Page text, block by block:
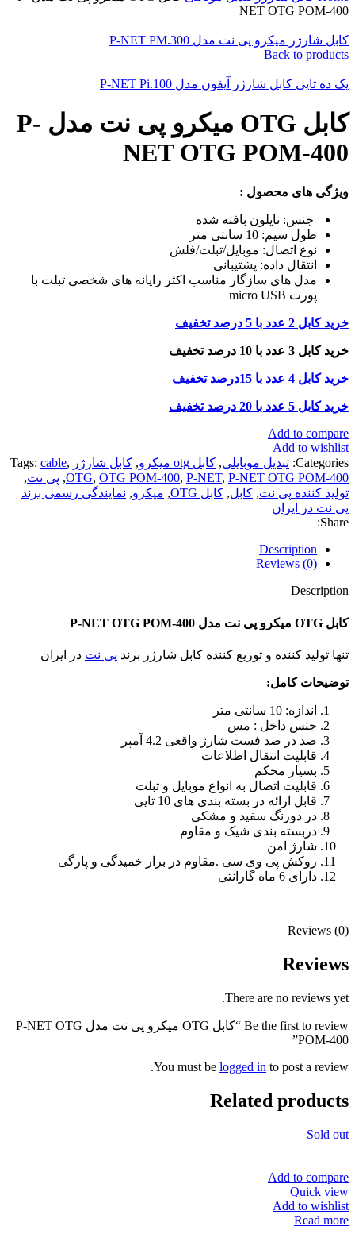
NET OTG POM-400
کابل شارژر میکرو پی نت مدل P-NET PM.300
Back to products
پک ده تایی کابل شارژر آیفون مدل P-NET Pi.100
کابل OTG میکرو پی نت مدل P-
NET OTG POM-400
ویژگی های محصول :
جنس: نایلون بافته شده
طول سیم: 10 سانتی متر
نوع اتصال: موبایل/تبلت/فلش
انتقال داده: پشتیبانی
مدل های سازگار مناسب اکثر رایانه های شخصی تبلت با
پورت micro USB
خرید کابل 2 عدد با 5 درصد تخفیف
خرید کابل 3 عدد با 10 درصد تخفیف
خرید کابل 4 عدد با 15درصد تخفیف
خرید کابل 5 عدد با 20 درصد تخفیف
Add to compare
Add to wishlist
Categories: تبدیل موبایلی, کابل otg میکرو , کابل شارژر Tags: cable,
OTG, OTG POM-400, P-NET, P-NET OTG POM-400
, پی نت,
تولید کننده پی نت, کابل, کابل OTG , میکرو, نمایندگی رسمی برند
پی نت در ایران
Share:
Description
Reviews (0)
Description
کابل OTG میکرو پی نت مدل P-NET OTG POM-400
تنها تولید کننده و توزیع کننده کابل شارژر برند پی نت در ایران
توضیحات کامل:
اندازه: 10 سانتی متر
جنس داخل : مس
صد در صد فست شارژ واقعی 4.2 آمپر
قابلیت انتقال اطلاعات
بسیار محکم
قابلیت اتصال به انواع موبایل و تبلت
قابل ارائه در بسته بندی های 10 تایی
در دورنگ سفید و مشکی
دربسته بندی شیک و مقاوم
شارژ امن
روکش پی وی سی .مقاوم در برار خمیدگی و پارگی
دارای 6 ماه گارانتی
Reviews (0)
Reviews
There are no reviews yet.
Be the first to review “کابل OTG میکرو پی نت مدل P-NET OTG
POM-400”
You must be logged in to post a review.
Related products
Sold out
Add to compare
Quick view
Add to wishlist
Read more